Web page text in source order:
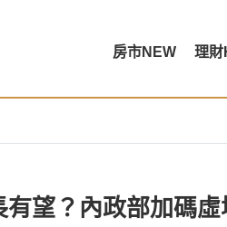
房市NEW 理財
望？內政部加碼